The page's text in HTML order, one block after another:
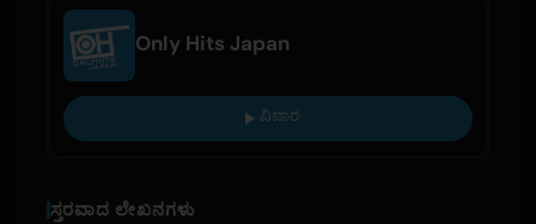
Only Hits Japan
ವಿವಾರ
ಸ್ತರವಾದ ಲೇಖನಗಳು